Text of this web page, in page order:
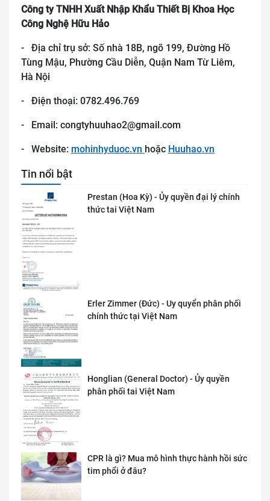
Công ty TNHH Xuất Nhập Khẩu Thiết Bị Khoa Học
Công Nghệ Hữu Hảo
- Địa chỉ trụ sở: Số nhà 18B, ngõ 199, Đường Hồ
Tùng Mậu, Phường Cầu Diễn, Quận Nam Từ Liêm,
Hà Nội
- Điện thoại: 0782.496.769
- Email: congtyhuuhao2@gmail.com
- Website: mohinhyduoc.vn hoặc Huuhao.vn
Tin nổi bật
Prestan (Hoa Kỳ) - Ủy quyền đại lý chính
thức tai Việt Nam
Erler Zimmer (Đức) - Uy quyển phân phối
chính thức tại Việt Nam
Honglian (General Doctor) - Ủy quyền
phân phối tai Việt Nam
CPR là gì? Mua mô hình thực hành hồi sức
tim phổi ở đâu?